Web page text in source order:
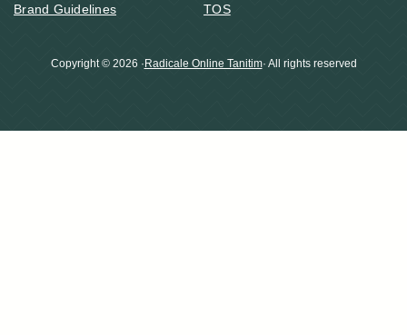
Brand Guidelines
TOS
Copyright © 2026 ·Radicale Online Tanitim· All rights reserved